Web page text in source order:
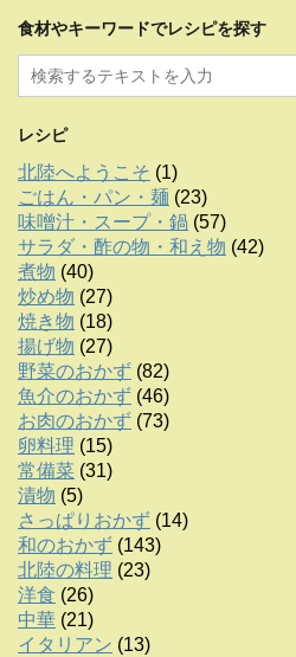
食材やキーワードでレシピを探す
レシピ
北陸へようこそ (1)
ごはん・パン・麺 (23)
味噌汁・スープ・鍋 (57)
サラダ・酢の物・和え物 (42)
煮物 (40)
炒め物 (27)
焼き物 (18)
揚げ物 (27)
野菜のおかず (82)
魚介のおかず (46)
お肉のおかず (73)
卵料理 (15)
常備菜 (31)
漬物 (5)
さっぱりおかず (14)
和のおかず (143)
北陸の料理 (23)
洋食 (26)
中華 (21)
イタリアン (13)